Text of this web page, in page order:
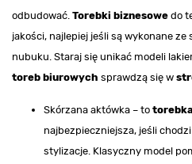
odbudować. Torebki biznesowe do
jakości, najlepiej jeśli są wykonane
nubuku. Staraj się unikać modeli
toreb biurowych sprawdzą się w
Skórzana aktówka – to
najbezpieczniejsza, jeśli
stylizacje. Klasyczny model